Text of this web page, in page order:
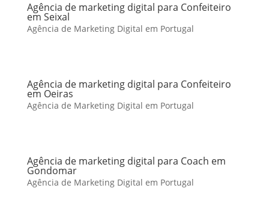
Agência de marketing digital para Confeiteiro
em Seixal
Agência de Marketing Digital em Portugal
Agência de marketing digital para Confeiteiro
em Oeiras
Agência de Marketing Digital em Portugal
Agência de marketing digital para Coach em
Gondomar
Agência de Marketing Digital em Portugal